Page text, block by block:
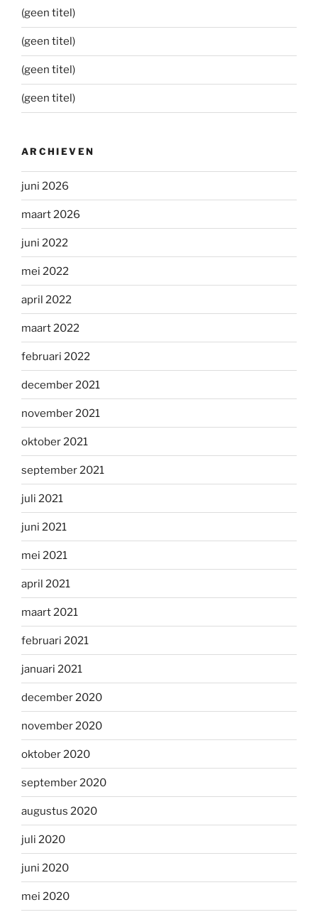
(geen titel)
(geen titel)
(geen titel)
(geen titel)
ARCHIEVEN
juni 2026
maart 2026
juni 2022
mei 2022
april 2022
maart 2022
februari 2022
december 2021
november 2021
oktober 2021
september 2021
juli 2021
juni 2021
mei 2021
april 2021
maart 2021
februari 2021
januari 2021
december 2020
november 2020
oktober 2020
september 2020
augustus 2020
juli 2020
juni 2020
mei 2020